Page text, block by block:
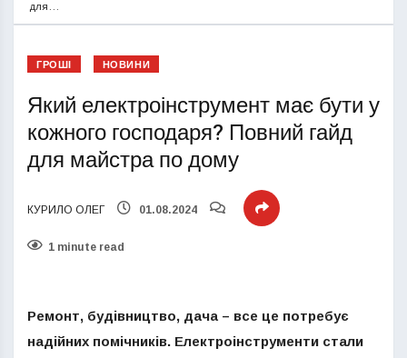
для…
ГРОШІ НОВИНИ
Який електроінструмент має бути у
кожного господаря? Повний гайд
для майстра по дому
КУРИЛО ОЛЕГ 01.08.2024
1 minute read
Ремонт, будівництво, дача – все це потребує
надійних помічників. Електроінструменти стали